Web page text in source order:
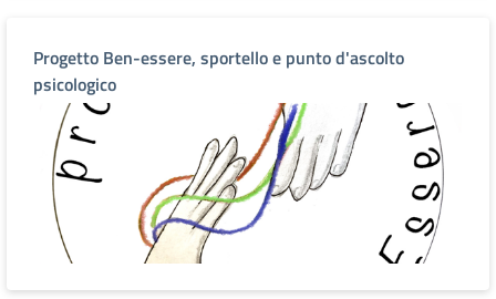
Progetto Ben-essere, sportello e punto d'ascolto
psicologico